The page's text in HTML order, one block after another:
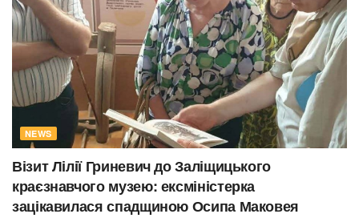
NEWS
Візит Лілії Гриневич до Заліщицького
краєзнавчого музею: ексміністерка
зацікавилася спадщиною Осипа Маковея